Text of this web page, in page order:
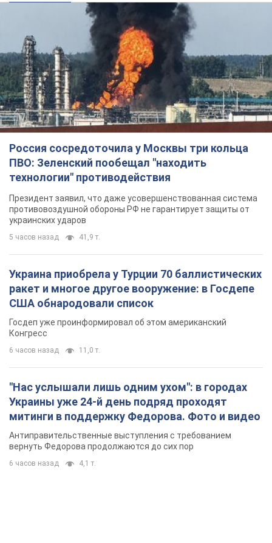
Россия сосредоточила у Москвы три кольца
ПВО: Зеленский пообещал "находить
технологии" противодействия
Президент заявил, что даже усовершенствованная система
противовоздушной обороны РФ не гарантирует защиты от
украинских ударов
5 часов назад 41,9 т.
Украина приобрела у Турции 70 баллистических
ракет и многое другое вооружение: в Госдепе
США обнародовали список
Госдеп уже проинформировал об этом американский
Конгресс
6 часов назад 11,0 т.
"Нас услышали лишь одним ухом": в городах
Украины уже 24-й день подряд проходят
митинги в поддержку Федорова. Фото и видео
Антиправительственные выступления с требованием
вернуть Федорова продолжаются до сих пор
6 часов назад 4,1 т.